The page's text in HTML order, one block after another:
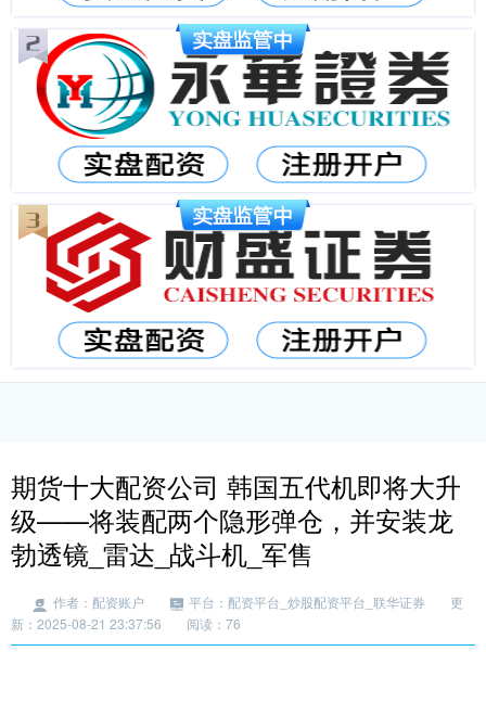
期货十大配资公司 韩国五代机即将大升
级——将装配两个隐形弹仓，并安装龙
勃透镜_雷达_战斗机_军售
作者：配资账户 平台：配资平台_炒股配资平台_联华证券
更
新：2025-08-21 23:37:56
阅读：76